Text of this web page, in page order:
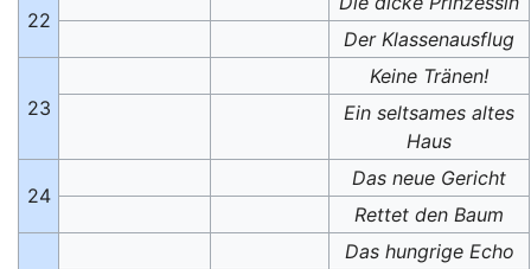
22
Der Klassenausflug
23
Keine Tränen!
Ein seltsames altes
Haus
24
Das neue Gericht
Rettet den Baum
Das hungrige Echo